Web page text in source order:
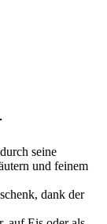
seine
und feinem
dank der